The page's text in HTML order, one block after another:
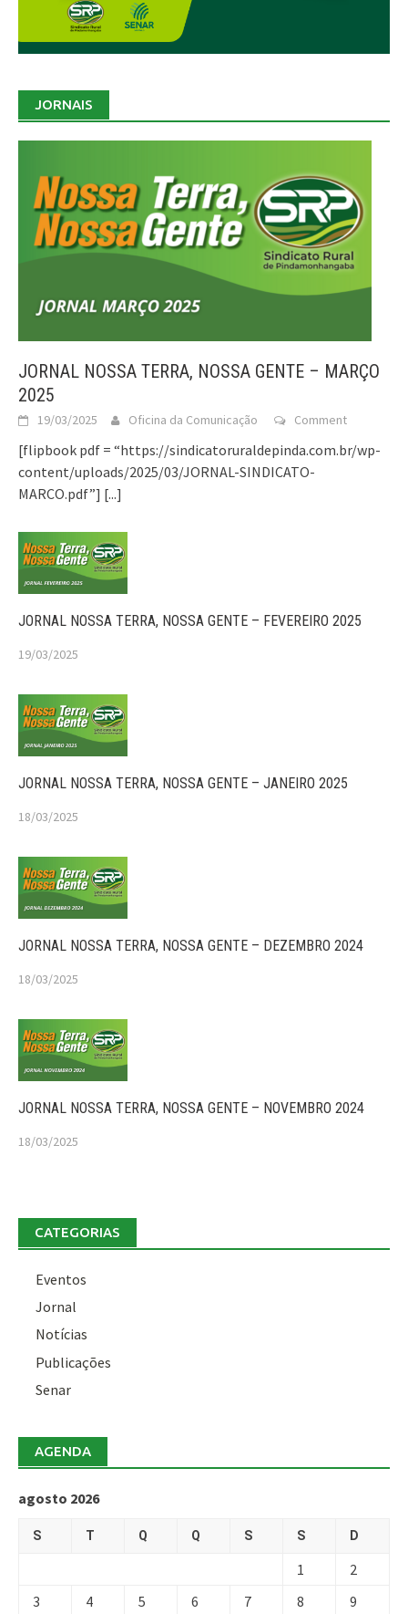
JORNAIS
JORNAL NOSSA TERRA, NOSSA GENTE – MARÇO
2025
19/03/2025 Oficina da Comunicação Comment
[flipbook pdf = “https://sindicatoruraldepinda.com.br/wp-
content/uploads/2025/03/JORNAL-SINDICATO-
MARCO.pdf”] [...]
JORNAL NOSSA TERRA, NOSSA GENTE – FEVEREIRO 2025
19/03/2025
JORNAL NOSSA TERRA, NOSSA GENTE – JANEIRO 2025
18/03/2025
JORNAL NOSSA TERRA, NOSSA GENTE – DEZEMBRO 2024
18/03/2025
JORNAL NOSSA TERRA, NOSSA GENTE – NOVEMBRO 2024
18/03/2025
CATEGORIAS
Eventos
Jornal
Notícias
Publicações
Senar
AGENDA
agosto 2026
S T Q Q S S D
1
2
3
4 5 6 7 8
9